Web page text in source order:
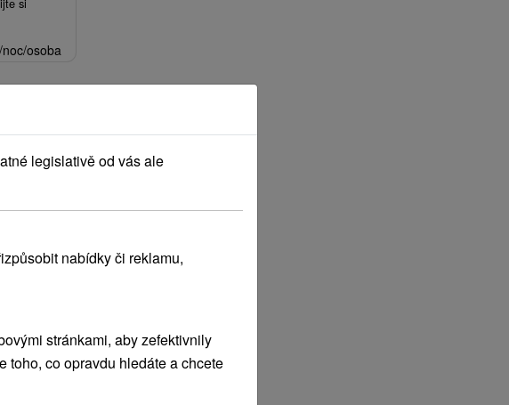
/noc/osoba
legislativě od vás ale
nabídky či reklamu,
stránkami, aby zefektivnily
toho, co opravdu hledáte a chcete